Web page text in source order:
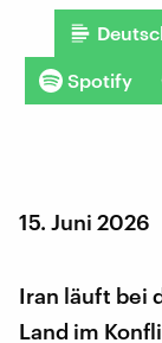
Spotify
15. Juni 2026
Iran läuft bei
Land im